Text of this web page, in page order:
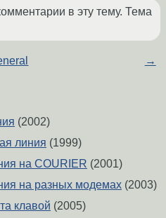
в эту тему. Тема
→
(2002)
линия (1999)
на COURIER (2001)
на разных модемах (2003)
клавой (2005)